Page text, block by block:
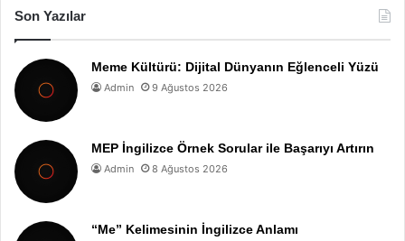
Son Yazılar
Meme Kültürü: Dijital Dünyanın Eğlenceli Yüzü
Admin 9 Ağustos 2026
MEP İngilizce Örnek Sorular ile Başarıyı Artırın
Admin 8 Ağustos 2026
“Me” Kelimesinin İngilizce Anlamı